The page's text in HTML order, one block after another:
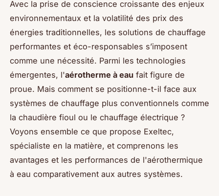
Avec la prise de conscience croissante des enjeux
environnementaux et la volatilité des prix des
énergies traditionnelles, les solutions de chauffage
performantes et éco-responsables s’imposent
comme une nécessité. Parmi les technologies
émergentes, l'aérotherme à eau fait figure de
proue. Mais comment se positionne-t-il face aux
systèmes de chauffage plus conventionnels comme
la chaudière fioul ou le chauffage électrique ?
Voyons ensemble ce que propose Exeltec,
spécialiste en la matière, et comprenons les
avantages et les performances de l'aérothermique
à eau comparativement aux autres systèmes.